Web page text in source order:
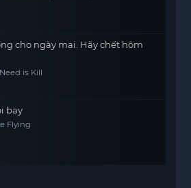
cho ngày mai. Hãy chết hôm
is Kill
bay
Flying